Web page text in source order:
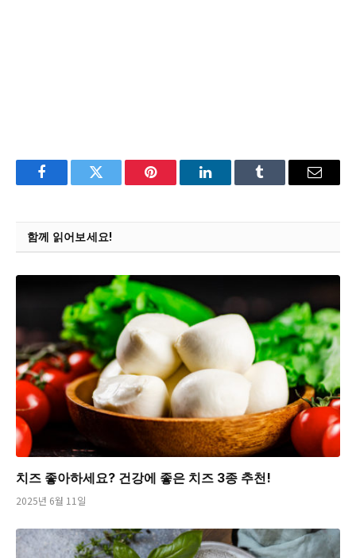
FacebookTwitter Pinterest LinkedInTumblr Email
함께 읽어보세요!
치즈 좋아하세요? 건강에 좋은 치즈 3종 추천!
2025년 6월 11일